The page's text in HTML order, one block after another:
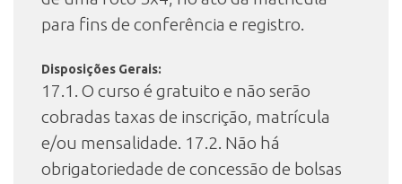
para fins de conferência e registro.
Disposições Gerais:
17.1. O curso é gratuito e não serão
cobradas taxas de inscrição, matrícula
e/ou mensalidade. 17.2. Não há
obrigatoriedade de concessão de bolsas